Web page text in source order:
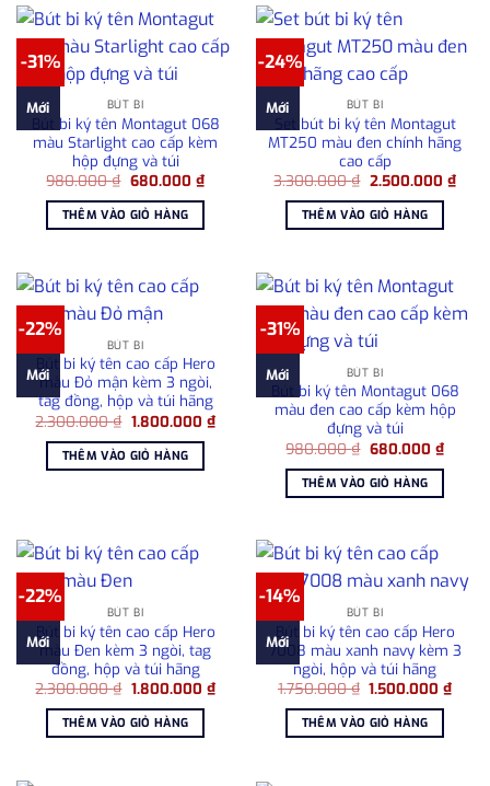
-31%
Mới BÚT BI
Bút bi ký tên Montagut 068
màu Starlight cao cấp kèm
hộp đựng và túi
980.000₫ Giá
là:
980.000 ₫.
680.000 ₫Giá
THÊM VÀO GIỎ HÀNG
-24%
Mới BÚT BI
Set bút bi ký tên Montagut
MT250 màu đen chính hãng
cao cấp
3.300.000₫ Giá
là:
3.300.000 ₫.
2.500.000 ₫Giá
THÊM VÀO GIỎ HÀNG
-22%
Mới
BÚT BI
Bút bi ký tên cao cấp Hero
màu Đỏ mận kèm 3 ngòi,
tag đồng, hộp và túi hãng
2.300.000₫ Giá
là:
2.300.000 ₫.
1.800.000 ₫Giá
hiện
1.800.000 ₫.
THÊM VÀO GIỎ HÀNG
-31%
Mới BÚT BI
Bút bi ký tên Montagut 068
màu đen cao cấp kèm hộp
đựng và túi
980.000₫ Giá
là:
980.000 ₫.
680.000 ₫Giá
hiện
THÊM VÀO GIỎ HÀNG
-22%
Mới
BÚT BI
Bút bi ký tên cao cấp Hero
màu Đen kèm 3 ngòi, tag
đồng, hộp và túi hãng
2.300.000₫ Giá
là:
2.300.000 ₫.
1.800.000 ₫Giá
hiện
1.800.000 ₫.
THÊM VÀO GIỎ HÀNG
-14%
Mới
BÚT BI
Bút bi ký tên cao cấp Hero
7008 màu xanh navy kèm 3
ngòi, hộp và túi hãng
1.750.000₫ Giá
là:
1.750.000 ₫.
1.500.000₫Giá
hiện
THÊM VÀO GIỎ HÀNG